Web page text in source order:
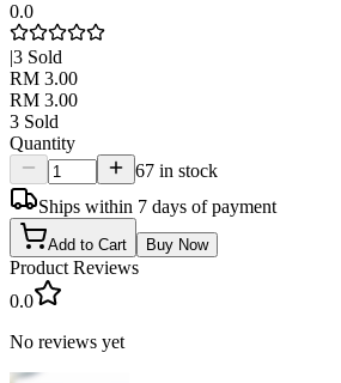
0.0
3 Sold
RM 3.00
RM 3.00
3 Sold
Quantity
67 in stock
Ships within 7 days of payment
Add to Cart Buy Now
Product Reviews
0.0
No reviews yet